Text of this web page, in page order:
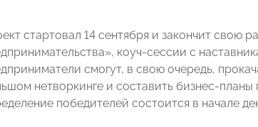
стартовал 14 сентября и закончит свою
коуч-сессии с
смогут, в свою очередь,
нетворкинге и составить бизнес-
победителей состоится в начале